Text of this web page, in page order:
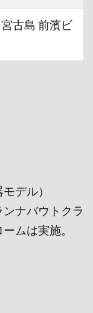
古島 前濱ビ
デル）
ナバウトクラ
ムは実施。